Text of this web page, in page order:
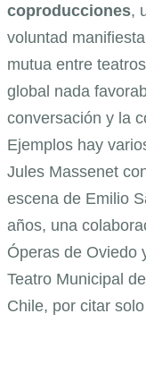
coproducciones,
voluntad
mutua entre
global nada
conversación y la
Ejemplos hay
Jules Massenet
escena de Emilio
años, una
Óperas de Oviedo
Teatro Municipal
Chile, por citar